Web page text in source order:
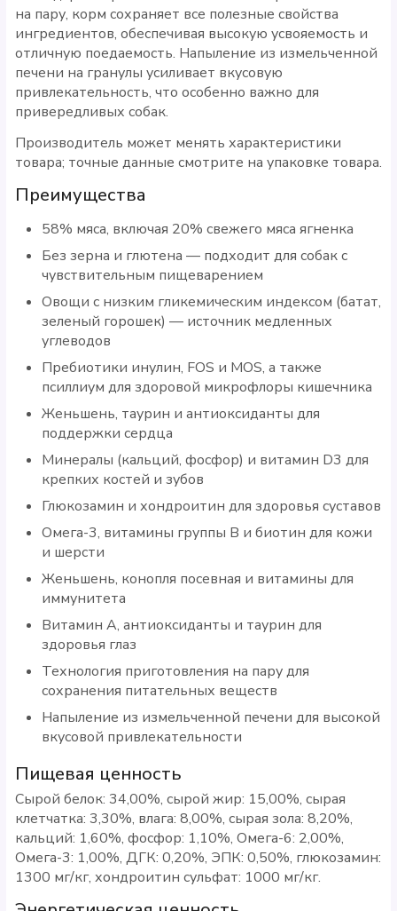
на пару, корм сохраняет все полезные свойства
ингредиентов, обеспечивая высокую усвояемость и
отличную поедаемость. Напыление из измельченной
печени на гранулы усиливает вкусовую
привлекательность, что особенно важно для
привередливых собак.
Производитель может менять характеристики
товара; точные данные смотрите на упаковке товара.
Преимущества
58% мяса, включая 20% свежего мяса ягненка
Без зерна и глютена — подходит для собак с
чувствительным пищеварением
Овощи с низким гликемическим индексом (батат,
зеленый горошек) — источник медленных
углеводов
Пребиотики инулин, FOS и MOS, а также
псиллиум для здоровой микрофлоры кишечника
Женьшень, таурин и антиоксиданты для
поддержки сердца
Минералы (кальций, фосфор) и витамин D3 для
крепких костей и зубов
Глюкозамин и хондроитин для здоровья суставов
Омега-3, витамины группы В и биотин для кожи
и шерсти
Женьшень, конопля посевная и витамины для
иммунитета
Витамин А, антиоксиданты и таурин для
здоровья глаз
Технология приготовления на пару для
сохранения питательных веществ
Напыление из измельченной печени для высокой
вкусовой привлекательности
Пищевая ценность
Сырой белок: 34,00%, сырой жир: 15,00%, сырая
клетчатка: 3,30%, влага: 8,00%, сырая зола: 8,20%,
кальций: 1,60%, фосфор: 1,10%, Омега-6: 2,00%,
Омега-3: 1,00%, ДГК: 0,20%, ЭПК: 0,50%, глюкозамин:
1300 мг/кг, хондроитин сульфат: 1000 мг/кг.